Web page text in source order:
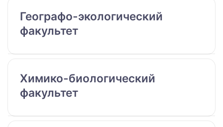
Географо-экологический
факультет
Химико-биологический
факультет